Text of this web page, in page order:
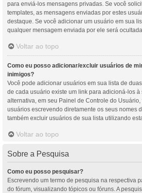
para enviá-los mensagens privadas. Se você
templates, as mensagens enviadas por estes
destaque. Se você adicionar um usuário em sua
qualquer mensagem enviada por ele será
Voltar ao topo
Como eu posso adicionar/excluir usuários de
inimigos?
Você pode adicionar usuários em sua lista de
de cada usuário existe um link para adicioná-los
alternativa, em seu Painel de Controle do
usuários escrevendo diretamente os seus nomes
também excluir usuários de sua lista utilizando
Voltar ao topo
Sobre a Pesquisa
Como eu posso pesquisar?
Escrevendo um termo de pesquisa na respectiva
do fórum, visualizando tópicos ou fóruns. A